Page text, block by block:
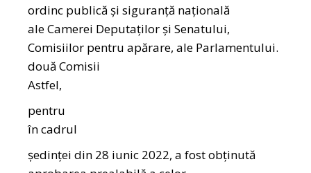
ordinc publică şi siguranță națională
ale Camerei Deputaților şi Senatului,
Comisiilor pentru apărare, ale Parlamentului.
două Comisii
Astfel,
pentru
în cadrul
şedinței din 28 iunic 2022, a fost obţinută